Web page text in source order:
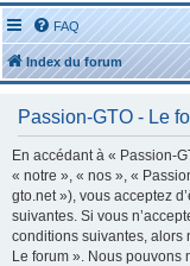
FAQ
Index du forum
Passion-GTO - Le
En accédant à « Passion-
« notre », « nos », «
gto.net »), vous acceptez
suivantes. Si vous
conditions suivantes, alors
Le forum ». Nous pouvons